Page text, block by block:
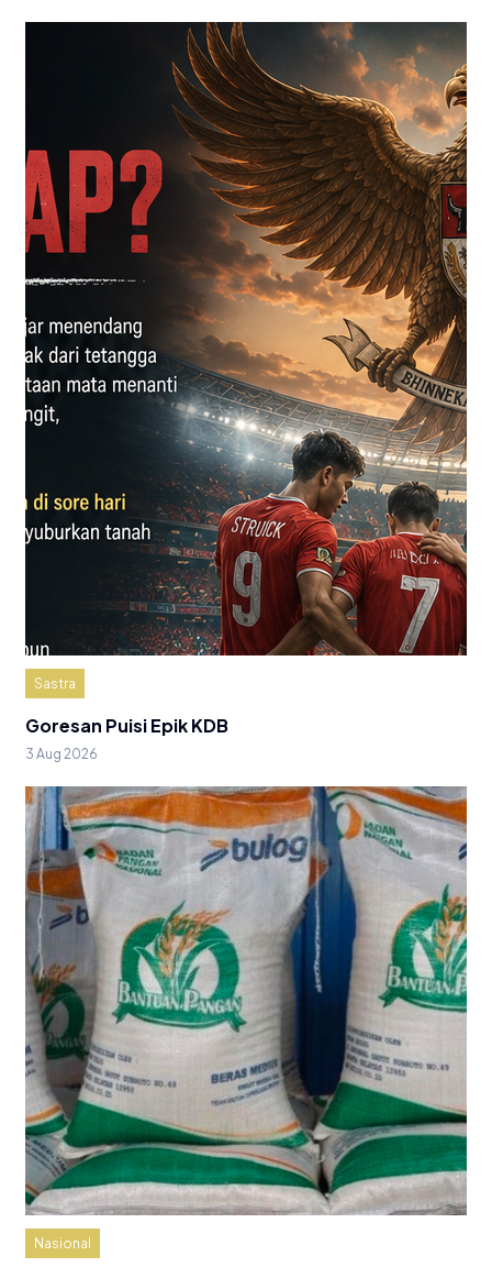
Sastra
Goresan Puisi Epik KDB
3 Aug 2026
Nasional